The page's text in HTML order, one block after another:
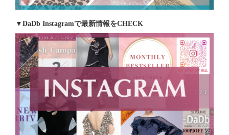
▼DaDb Instagramで最新情報をCHECK